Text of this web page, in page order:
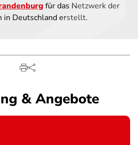
für das Netzwerk der
in Deutschland erstellt.
& Angebote